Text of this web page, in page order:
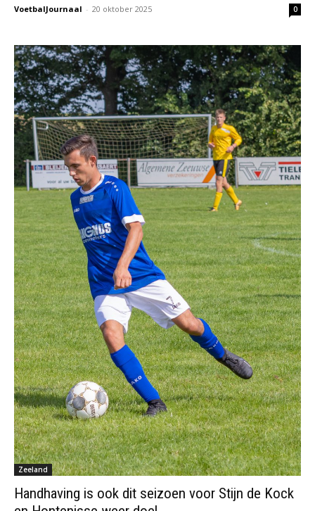
VoetbalJournaal - 20 oktober 2025 0
Zeeland
Handhaving is ook dit seizoen voor Stijn de Kock